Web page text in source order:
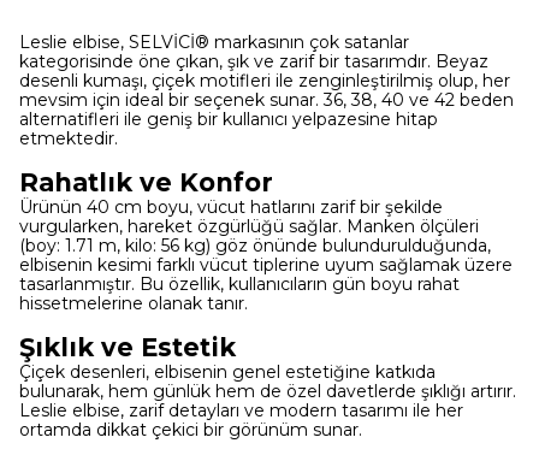
Leslie elbise, SELVİCİ® markasının çok satanlar
kategorisinde öne çıkan, şık ve zarif bir tasarımdır. Beyaz
desenli kumaşı, çiçek motifleri ile zenginleştirilmiş olup, her
mevsim için ideal bir seçenek sunar. 36, 38, 40 ve 42 beden
alternatifleri ile geniş bir kullanıcı yelpazesine hitap
etmektedir.
Rahatlık ve Konfor
Ürünün 40 cm boyu, vücut hatlarını zarif bir şekilde
vurgularken, hareket özgürlüğü sağlar. Manken ölçüleri
(boy: 1.71 m, kilo: 56 kg) göz önünde bulundurulduğunda,
elbisenin kesimi farklı vücut tiplerine uyum sağlamak üzere
tasarlanmıştır. Bu özellik, kullanıcıların gün boyu rahat
hissetmelerine olanak tanır.
Şıklık ve Estetik
Çiçek desenleri, elbisenin genel estetiğine katkıda
bulunarak, hem günlük hem de özel davetlerde şıklığı artırır.
Leslie elbise, zarif detayları ve modern tasarımı ile her
ortamda dikkat çekici bir görünüm sunar.